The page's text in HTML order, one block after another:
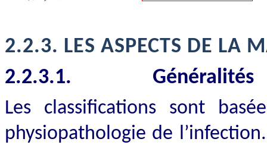
2.2.3. LES ASPECTS DE LA
2.2.3.1.
Généralités
Les classifications sont
physiopathologie de